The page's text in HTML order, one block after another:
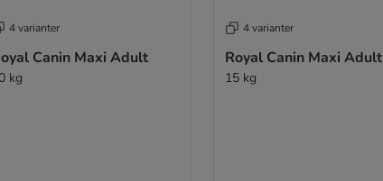
4 varianter
Canin Maxi Adult
kg
4 varianter
Royal Canin Maxi Adult
15 kg